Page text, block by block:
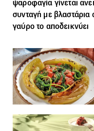
ψαροφαγία γίνεται
συνταγή με βλαστάρια
γαύρο το αποδεικνύει